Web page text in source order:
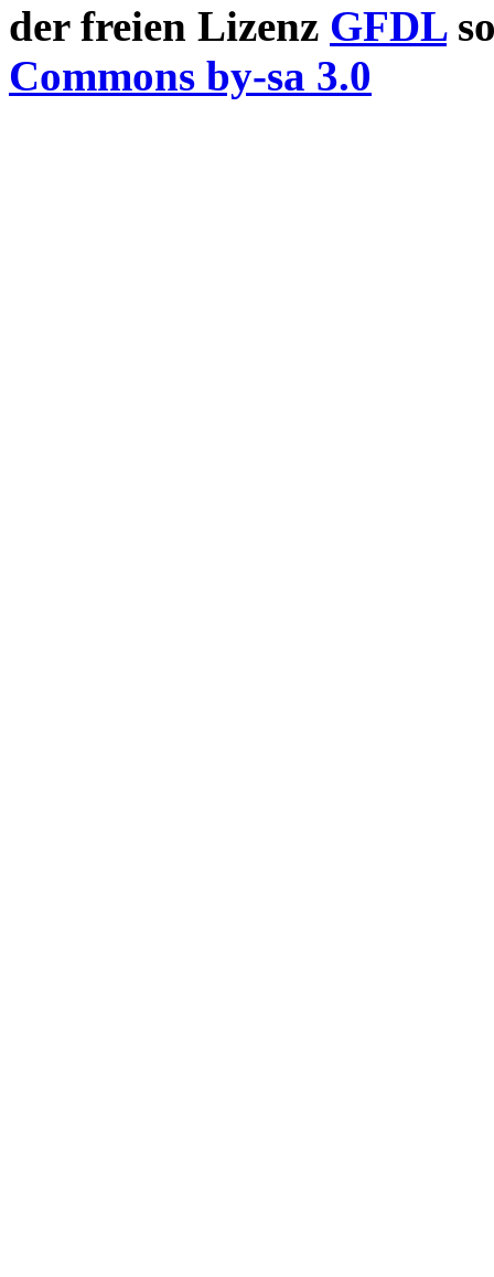
der freien Lizenz GFDL
Commons by-sa 3.0